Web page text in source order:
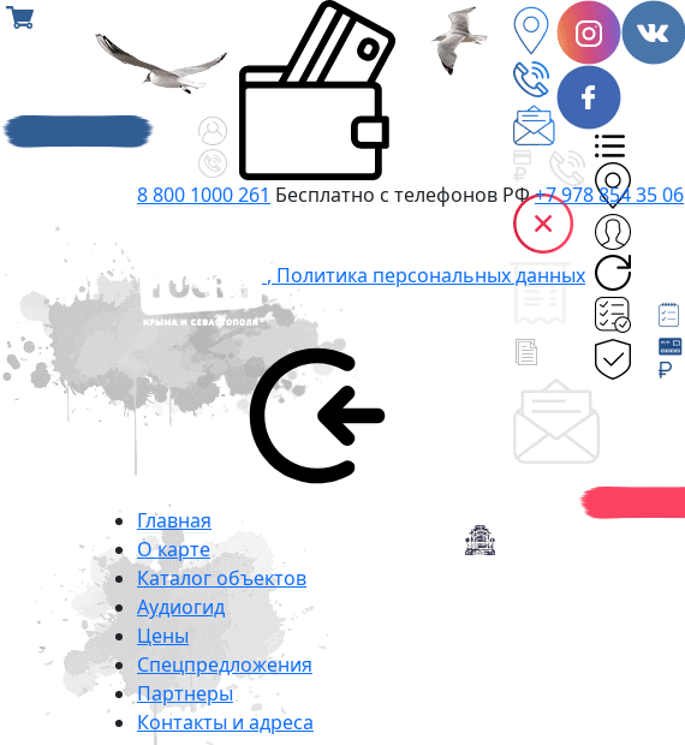
8 800 1000 261 Бесплатно с телефонов РФ+7 978 854 35 06
, Политика персональных данных
Главная
О карте
Каталог объектов
Аудиогид
Цены
Спецпредложения
Партнеры
Контакты и адреса